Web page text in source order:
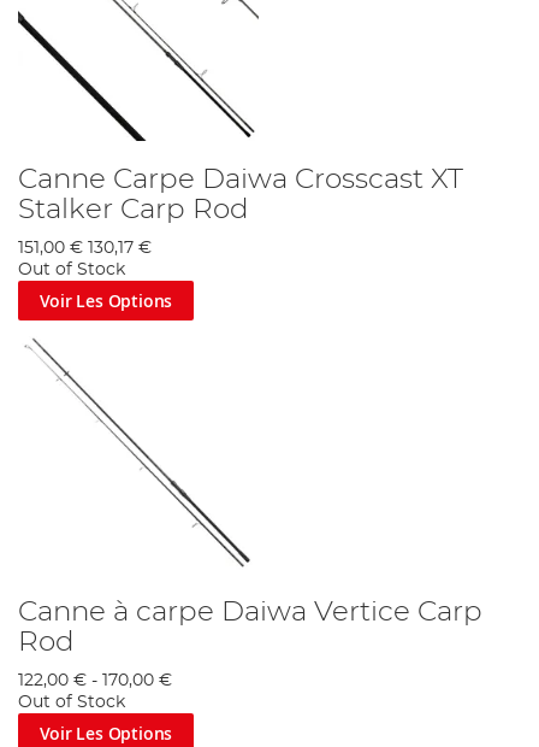
Canne Carpe Daiwa Crosscast XT
Stalker Carp Rod
151,00 € 130,17 €
Out of Stock
Voir Les Options
Canne à carpe Daiwa Vertice Carp
Rod
122,00 € -
170,00 €
Out of Stock
Voir Les Options